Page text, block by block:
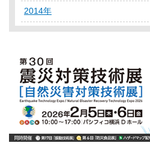
2014年